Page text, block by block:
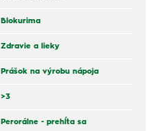
Blokurima
Zdravie a lieky
Prášok na výrobu nápoja
>3
Perorálne - prehĺta sa